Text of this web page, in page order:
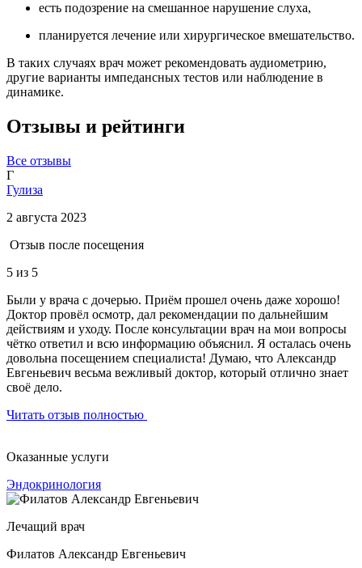
есть подозрение на смешанное нарушение слуха,
планируется лечение или хирургическое вмешательство.
В таких случаях врач может рекомендовать аудиометрию,
другие варианты импедансных тестов или наблюдение в
динамике.
Отзывы и рейтинги
Все отзывы
Г
Гулиза
2 августа 2023
Отзыв после посещения
5 из 5
Были у врача с дочерью. Приём прошел очень даже хорошо!
Доктор провёл осмотр, дал рекомендации по дальнейшим
действиям и уходу. После консультации врач на мои вопросы
чётко ответил и всю информацию объяснил. Я осталась очень
довольна посещением специалиста! Думаю, что Александр
Евгеньевич весьма вежливый доктор, который отлично знает
своё дело.
Читать отзыв полностью
Оказанные услуги
Эндокринология
Лечащий врач
Филатов Александр Евгеньевич